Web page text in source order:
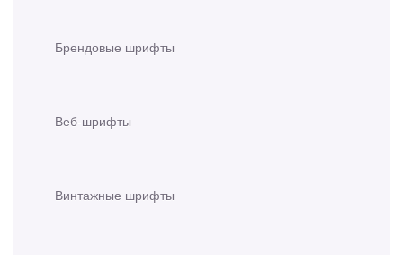
Брендовые шрифты
Веб-шрифты
Винтажные шрифты